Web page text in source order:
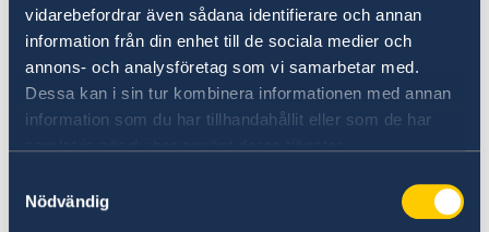
vidarebefordrar även sådana identifierare och annan
information från din enhet till de sociala medier och
annons- och analysföretag som vi samarbetar med.
Dessa kan i sin tur kombinera informationen med annan
information som du har tillhandahållit eller som de har
Nödvändig
Instagram
Följ Sveriges ambassad i Wien på Instagram
@swedeninat